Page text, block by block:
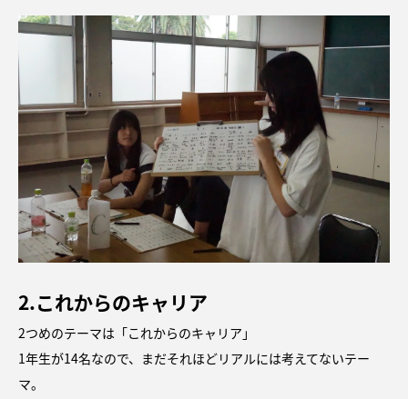
2.これからのキャリア
2つめのテーマは「これからのキャリア」
1年生が14名なので、まだそれほどリアルには考えてないテー
マ。